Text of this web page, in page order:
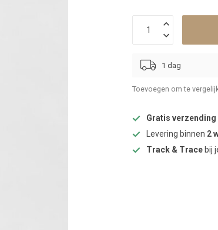
1 dag
Toevoegen om te
Gratis verzending
Levering binnen 2
Track & Trace bij